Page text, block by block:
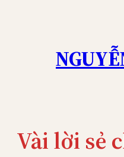
Vài lời sẻ